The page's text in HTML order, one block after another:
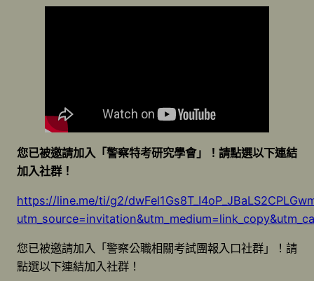
您已被邀請加入「警察特考研究學會」！請點選以下連結
加入社群！
https://line.me/ti/g2/
您已被邀請加入「警察公職相關考試團報入口社群」！請
點選以下連結加入社群！